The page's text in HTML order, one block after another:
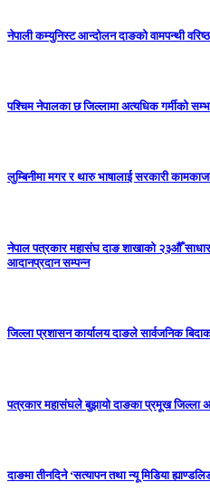
नेपाली कम्युनिस्ट आन्दोलन दाङको वामपन्थी
पश्चिम नेपालका छ जिल्लामा अत्यधिक गर्मीको
लुम्बिनीमा मगर र थारु भाषालाई सरकारी
नेपाल पत्रकार महासंघ दाङ शाखाको २३औँ
आदानप्रदान सम्पन्न
जिल्ला प्रशासन कार्यालय दाङले सार्वजनिक
पत्रकार महासंघले बुझायो दाङका प्रमूख जिल्ला
दाङमा तीनदिने ‘सत्यापन तथा न्यू मिडिया